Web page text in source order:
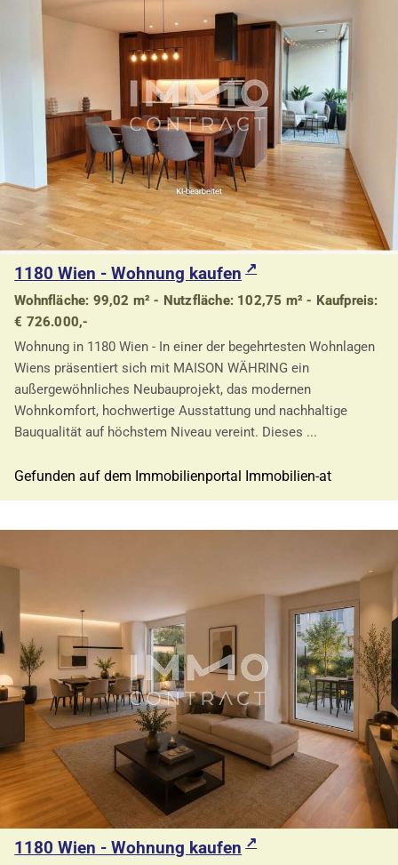
1180 Wien - Wohnung kaufen
Wohnfläche: 99,02 m² - Nutzfläche: 102,75 m² - Kaufpreis:
€ 726.000,-
Wohnung in 1180 Wien - In einer der begehrtesten Wohnlagen
Wiens präsentiert sich mit MAISON WÄHRING ein
außergewöhnliches Neubauprojekt, das modernen
Wohnkomfort, hochwertige Ausstattung und nachhaltige
Bauqualität auf höchstem Niveau vereint. Dieses ...
Gefunden auf dem Immobilienportal Immobilien-at
1180 Wien - Wohnung kaufen